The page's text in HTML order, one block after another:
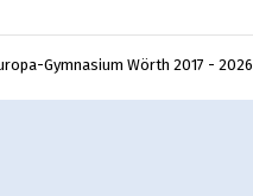
Gymnasium Wörth 2017 - 2026